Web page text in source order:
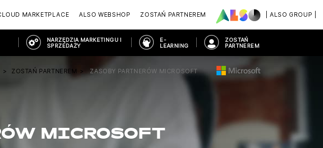
| ALSO GROUP |
MARKETPLACE ALSO WEBSHOP ZOSTAŃ PARTNEREM
NARZĘDZIA MARKETINGU I
SPRZEDAŻY
E-
LEARNING
ZOSTAŃ
PARTNEREM
ZOSTAŃ PARTNEREM ZASOBY PARTNERÓW MICROSOFT
MICROSOFT